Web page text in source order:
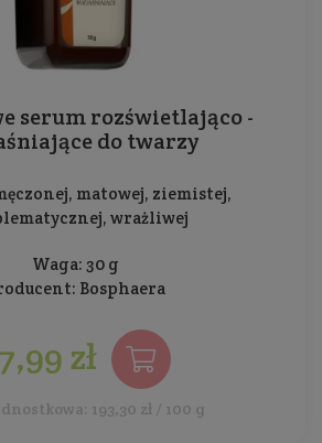
serum rozświetlająco -
do twarzy
matowej, ziemistej,
wrażliwej
Waga: 30 g
Bosphaera
zł
193,30 zł / 100 g